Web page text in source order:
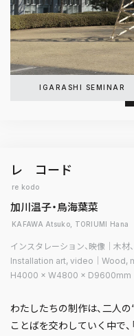
IGARASHI SEMINAR
レ コード
re kodo
加川温子・鳥海葉菜
KAFAWA Atsuko, TORIUMI Hana
インスタレーション、映像｜木材
Installation art, video｜Wood,
H4000 × W4800 × D9600mm
わたしたちの制作は、二人の
ことばを交わしていく中で